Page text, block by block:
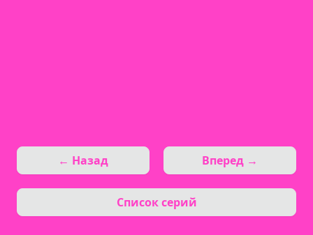
← Назад
Список серий
Вперед →